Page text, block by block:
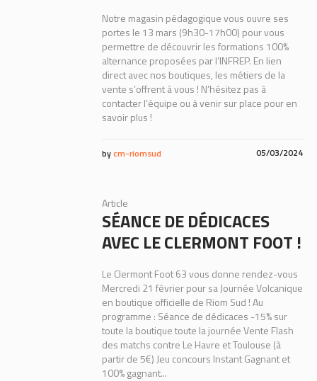
Notre magasin pédagogique vous ouvre ses
portes le 13 mars (9h30-17h00) pour vous
permettre de découvrir les formations 100%
alternance proposées par l’INFREP. En lien
direct avec nos boutiques, les métiers de la
vente s’offrent à vous ! N’hésitez pas à
contacter l’équipe ou à venir sur place pour en
savoir plus !
05/03/2024
bycm-riomsud
Article
SÉANCE DE DÉDICACES
AVEC LE CLERMONT FOOT !
Le Clermont Foot 63 vous donne rendez-vous
Mercredi 21 février pour sa Journée Volcanique
en boutique officielle de Riom Sud ! Au
programme : Séance de dédicaces -15% sur
toute la boutique toute la journée Vente Flash
des matchs contre Le Havre et Toulouse (à
partir de 5€) Jeu concours Instant Gagnant et
100% gagnant...